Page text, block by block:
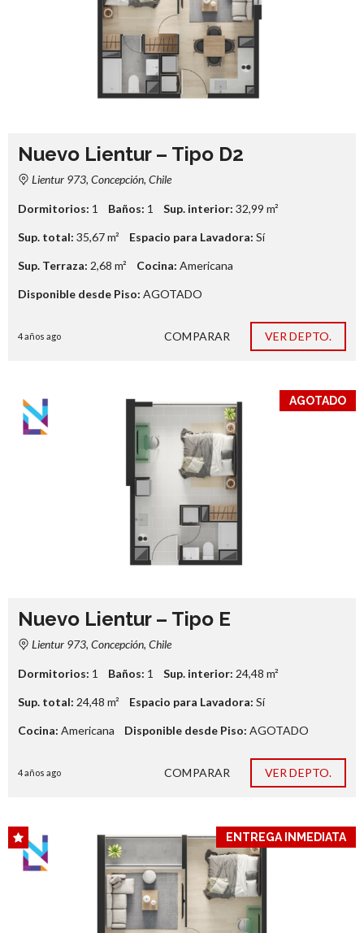
Nuevo Lientur – Tipo D2
Lientur 973, Concepción, Chile
Dormitorios: 1 Baños: 1 Sup. interior: 32,99 m²
Sup. total: 35,67m² Espacio para Lavadora: Sí
Sup. Terraza: 2,68 m² Cocina: Americana
Disponible desde Piso: AGOTADO
4 años ago COMPARAR VER DEPTO.
AGOTADO
Nuevo Lientur – Tipo E
Lientur 973, Concepción, Chile
Dormitorios: 1 Baños: 1 Sup. interior: 24,48 m²
Sup. total: 24,48 m² Espacio para Lavadora: Sí
Cocina: Americana Disponible desde Piso: AGOTADO
4 años ago COMPARAR VER DEPTO.
ENTREGA INMEDIATA